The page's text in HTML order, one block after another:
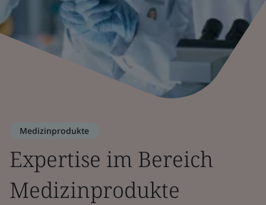
Medizinprodukte
Expertise im Bereich
Medizinprodukte